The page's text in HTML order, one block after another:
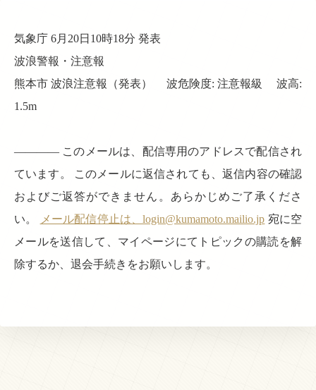
気象庁 6月20日10時18分 発表
波浪警報・注意報
熊本市 波浪注意報（発表） 波危険度: 注意報級 波高:
1.5m
———— このメールは、配信専用のアドレスで配信され
ています。 このメールに返信されても、返信内容の確認
およびご返答ができません。あらかじめご了承くださ
い。
メール配信停止は、login@kumamoto.mailio.jp 宛に空
メールを送信して、マイページにてトピックの購読を解
除するか、退会手続きをお願いします。